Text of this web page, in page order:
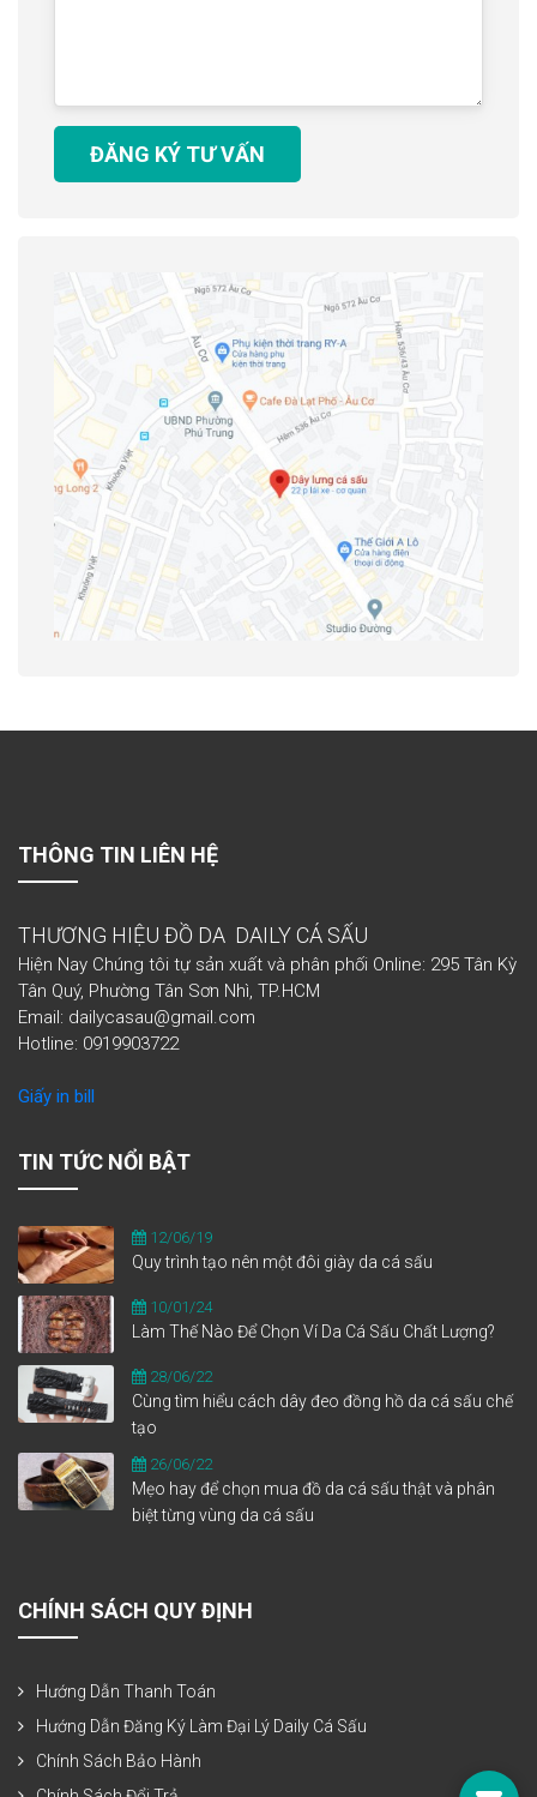
ĐĂNG KÝ TƯ VẤN
THÔNG TIN LIÊN HỆ
THƯƠNG HIỆU ĐỒ DA DAILY CÁ SẤU
Hiện Nay Chúng tôi tự sản xuất và phân phối Online: 295 Tân Kỳ
Tân Quý, Phường Tân Sơn Nhì, TP.HCM
Email: dailycasau@gmail.com
Hotline: 0919903722
Giấy in bill
TIN TỨC NỔI BẬT
12/06/19
Quy trình tạo nên một đôi giày da cá sấu
10/01/24
Làm Thế Nào Để Chọn Ví Da Cá Sấu Chất Lượng?
28/06/22
Cùng tìm hiểu cách dây đeo đồng hồ da cá sấu chế
tạo
26/06/22
Mẹo hay để chọn mua đồ da cá sấu thật và phân
biệt từng vùng da cá sấu
CHÍNH SÁCH QUY ĐỊNH
Hướng Dẫn Thanh Toán
Hướng Dẫn Đăng Ký Làm Đại Lý Daily Cá Sấu
Chính Sách Bảo Hành